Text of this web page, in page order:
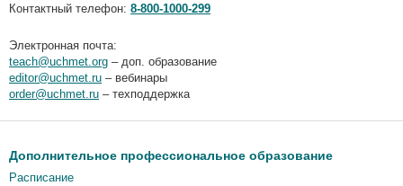
Контактный телефон: 8-800-1000-299
Электронная почта:
teach@uchmet.org – доп. образование
editor@uchmet.ru – вебинары
order@uchmet.ru – техподдержка
Дополнительное профессиональное образование
Расписание